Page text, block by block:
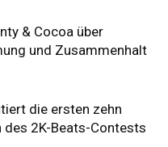
& Cocoa über
und Zusammenhalt
die ersten zehn
des 2K-Beats-Contests